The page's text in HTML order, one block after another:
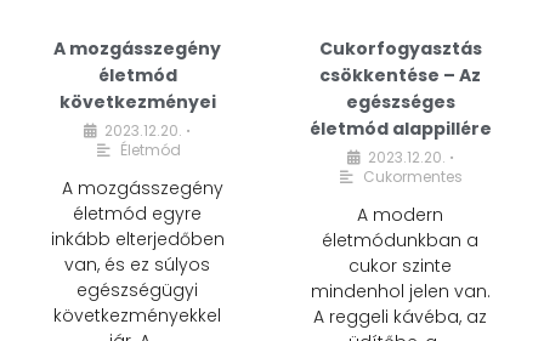
A mozgásszegény
életmód
következményei
2023.12.20. •
Életmód
A mozgásszegény
életmód egyre
inkább elterjedőben
van, és ez súlyos
egészségügyi
következményekkel
Cukorfogyasztás
csökkentése – Az
egészséges
életmód alappillére
2023.12.20. •
Cukormentes
A modern
életmódunkban a
cukor szinte
mindenhol jelen van.
A reggeli kávéba, az